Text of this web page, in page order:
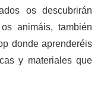
os descubrirán
animáis, también
donde aprenderéis
y materiales que